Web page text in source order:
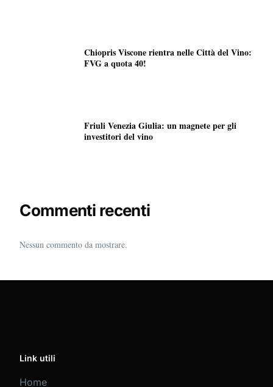
Chiopris Viscone rientra nelle Città del Vino:
FVG a quota 40!
Friuli Venezia Giulia: un magnete per gli
investitori del vino
Commenti recenti
Nessun commento da mostrare.
Link utili
Home